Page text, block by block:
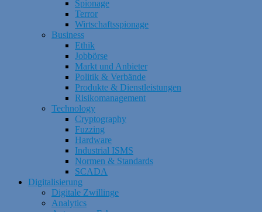
Spionage
Terror
Wirtschaftsspionage
Business
Ethik
Jobbörse
Markt und Anbieter
Politik & Verbände
Produkte & Dienstleistungen
Risikomanagement
Technology
Cryptography
Fuzzing
Hardware
Industrial ISMS
Normen & Standards
SCADA
Digitalisierung
Digitale Zwillinge
Analytics